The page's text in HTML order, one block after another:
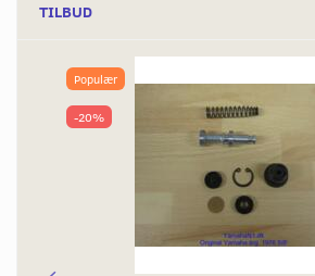
TILBUD
Populær
-20%